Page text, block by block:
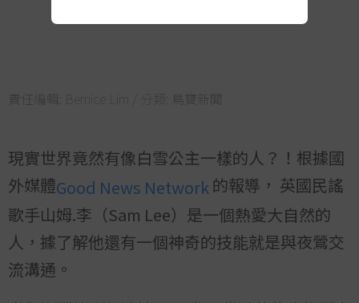
責任編輯: / 分類: 鳥寶新聞
現實世界竟然有像白雪公主一樣的人？！根據國
外媒體Good News Network 的報導， 英國民謠
歌手山姆.李（Sam Lee）是一個熱愛大自然的
人，據了解他還有一個神奇的技能就是與夜鶯交
流溝通。